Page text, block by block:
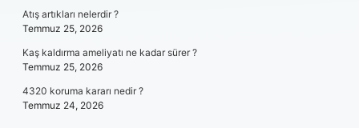
Atış artıkları nelerdir ?
Temmuz 25, 2026
Kaş kaldırma ameliyatı ne kadar sürer ?
Temmuz 25, 2026
4320 koruma kararı nedir ?
Temmuz 24, 2026